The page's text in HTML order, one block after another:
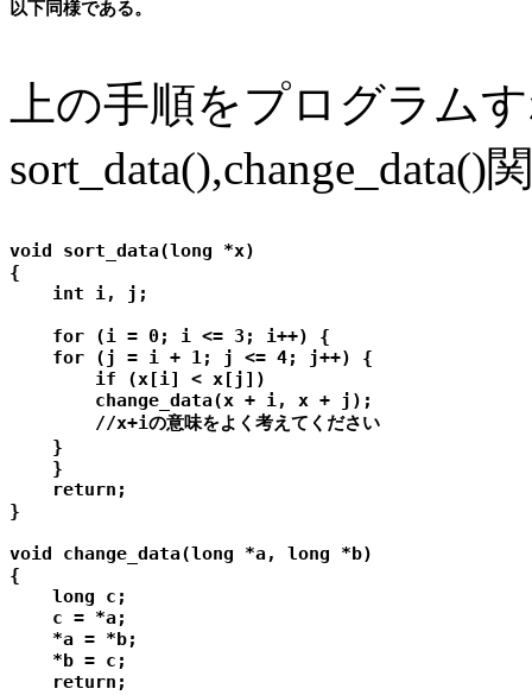
上の手順をプログラム
void sort_data(long *x)
{
    int i, j;
    for (i = 0; i <= 3; i++) {
    for (j = i + 1; j <= 4; j++) {
        if (x[i] < x[j])
        change_data(x + i, x + j);
        //x+iの意味をよく考えてください
    }
    }
    return;
}
void change_data(long *a, long *b)
{
    long c;
    c = *a;
    *a = *b;
    *b = c;
    return;